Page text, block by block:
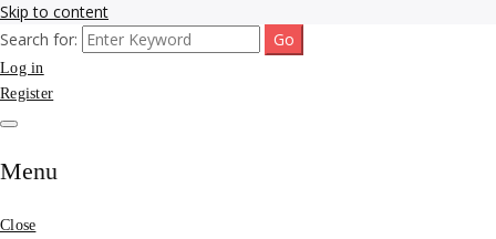
Skip to content
รับจ้างโพสขายบ้าน ที่ดิน
ติดAI SEO กับบริษัทใหญ่
รับจ้างทำโฆษณา สินค้า
บ้านที่ดิน ราคา ถูกและดี
รับจ้างโพสขายบ้าน ที่ดิน ไม่มีค่านายหน้า กับบริษัท SEO-AI เน้นติดหน้า
แรก บริการโพสต์ โปรโมท รับจ้างทำโฆษณา ราคาถูก เว็บขายบ้าน รับโพ
สอสังหา ติดหน้าแรกกูเกิ้ล ทีมงาน บริํษัทใหญ่ รับประกันผลงาน ที่เดียวใน
Search for:
Log in
Register
Menu
Close